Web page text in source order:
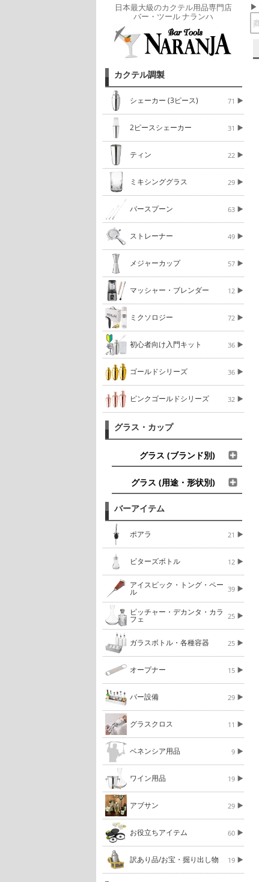
日本最大級のカクテル用品専門店
バー・ツール ナランハ
カクテル調製
シェーカー (3ピース) 71
2ピースシェーカー 31
ティン 22
ミキシンググラス 29
バースプーン 63
ストレーナー 49
メジャーカップ 57
マッシャー・ブレンダー 12
ミクソロジー 72
初心者向け入門キット 36
ゴールドシリーズ 36
ピンクゴールドシリーズ 32
グラス・カップ
グラス (ブランド別)
グラス (用途・形状別)
バーアイテム
ポアラ 21
ビターズボトル 12
アイスピック・トング・ペー
ル 39
ピッチャー・デカンタ・カラ
フェ 25
ガラスボトル・各種容器 25
オープナー 15
バー設備 29
グラスクロス 11
ベネンシア用品 9
ワイン用品 19
アブサン 29
お役立ちアイテム 60
訳あり品/お宝・掘り出し物 19